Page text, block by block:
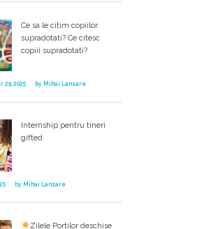
Ce sa le citim copiilor
supradotati? Ce citesc
copiii supradotati?
29, 2025 by Mihai Lansare
Internship pentru tineri
gifted
by Mihai Lansare
Zilele Portilor deschise